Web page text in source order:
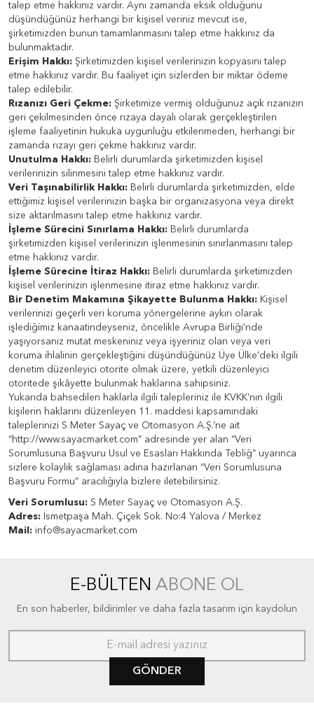
talep etme hakkınız vardır. Aynı zamanda eksik olduğunu
düşündüğünüz herhangi bir kişisel veriniz mevcut ise,
şirketimizden bunun tamamlanmasını talep etme hakkınız da
bulunmaktadır.
Erişim Hakkı: Şirketimizden kişisel verilerinizin kopyasını talep
etme hakkınız vardır. Bu faaliyet için sizlerden bir miktar ödeme
talep edilebilir.
Rızanızı Geri Çekme: Şirketimize vermiş olduğunuz açık rızanızın
geri çekilmesinden önce rızaya dayalı olarak gerçekleştirilen
işleme faaliyetinin hukuka uygunluğu etkilenmeden, herhangi bir
zamanda rızayı geri çekme hakkınız vardır.
Unutulma Hakkı: Belirli durumlarda şirketimizden kişisel
verilerinizin silinmesini talep etme hakkınız vardır.
Veri Taşınabilirlik Hakkı: Belirli durumlarda şirketimizden, elde
ettiğimiz kişisel verilerinizin başka bir organizasyona veya direkt
size aktarılmasını talep etme hakkınız vardır.
İşleme Sürecini Sınırlama Hakkı: Belirli durumlarda
şirketimizden kişisel verilerinizin işlenmesinin sınırlanmasını talep
etme hakkınız vardır.
İşleme Sürecine İtiraz Hakkı: Belirli durumlarda şirketimizden
kişisel verilerinizin işlenmesine itiraz etme hakkınız vardır.
Bir Denetim Makamına Şikayette Bulunma Hakkı: Kişisel
verilerinizi geçerli veri koruma yönergelerine aykırı olarak
işlediğimiz kanaatindeyseniz, öncelikle Avrupa Birliği’nde
yaşıyorsanız mutat meskeniniz veya işyeriniz olan veya veri
koruma ihlalinin gerçekleştiğini düşündüğünüz Üye Ülke’deki ilgili
denetim düzenleyici otorite olmak üzere, yetkili düzenleyici
otoritede şikâyette bulunmak haklarına sahipsiniz.
Yukarıda bahsedilen haklarla ilgili talepleriniz ile KVKK’nın ilgili
kişilerin haklarını düzenleyen 11. maddesi kapsamındaki
taleplerinizi S Meter Sayaç ve Otomasyon A.Ş.’ne ait
“http://www.sayacmarket.com” adresinde yer alan “Veri
Sorumlusuna Başvuru Usul ve Esasları Hakkında Tebliğ” uyarınca
sizlere kolaylık sağlaması adına hazırlanan “Veri Sorumlusuna
Başvuru Formu” aracılığıyla bizlere iletebilirsiniz.
Veri Sorumlusu: S Meter Sayaç ve Otomasyon A.Ş.
Adres: İsmetpaşa Mah. Çiçek Sok. No:4 Yalova / Merkez
Mail: info@sayacmarket.com
E-BÜLTEN ABONE OL
En son haberler, bildirimler ve daha fazla tasarım için kaydolun
GÖNDER